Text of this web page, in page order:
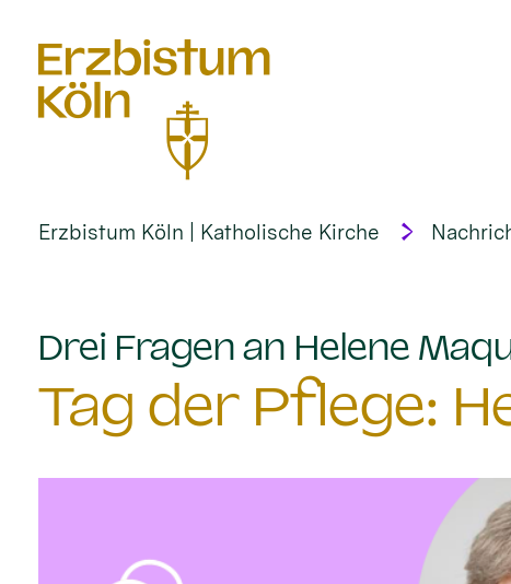
Erzbistum Köln | Katholische Kirche
Drei Fragen an Helene
Tag der Pflege: